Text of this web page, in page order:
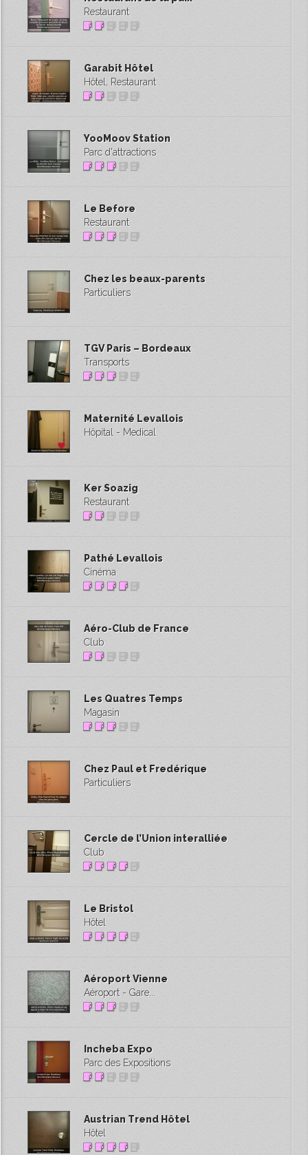
Restaurant
Garabit Hôtel
Hôtel, Restaurant
YooMoov Station
Parc d'attractions
Le Before
Restaurant
Chez les beaux-parents
Particuliers
TGV Paris – Bordeaux
Transports
Maternité Levallois
Hôpital - Medical
Ker Soazig
Restaurant
Pathé Levallois
Cinéma
Aéro-Club de France
Club
Les Quatres Temps
Magasin
Chez Paul et Fredérique
Particuliers
Cercle de l’Union interalliée
Club
Le Bristol
Hôtel
Aéroport Vienne
Aéroport - Gare...
Incheba Expo
Parc des Expositions
Austrian Trend Hôtel
Hôtel